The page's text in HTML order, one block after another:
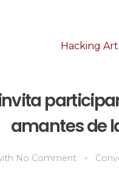
amantes de
No Comment